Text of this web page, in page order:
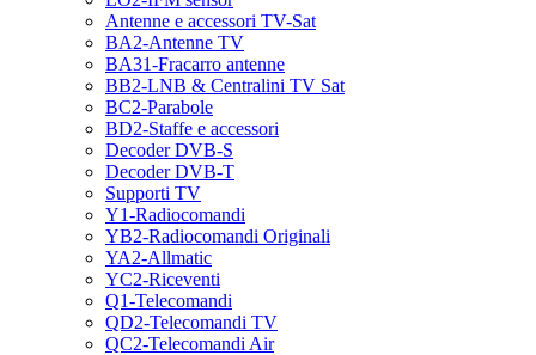
Antenne e accessori TV-Sat
BA2-Antenne TV
BA31-Fracarro antenne
BB2-LNB & Centralini TV Sat
BC2-Parabole
BD2-Staffe e accessori
Decoder DVB-S
Decoder DVB-T
Supporti TV
Y1-Radiocomandi
YB2-Radiocomandi Originali
YA2-Allmatic
YC2-Riceventi
Q1-Telecomandi
QD2-Telecomandi TV
QC2-Telecomandi Air